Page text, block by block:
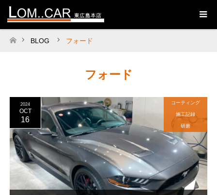
ホーム
BLOG フォード
フォード
2024
OCT
16
コーティング
施工記録
研磨